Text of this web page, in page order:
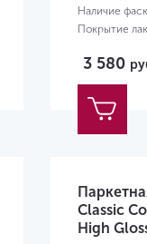
Наличие
Покрытие
3 580
Classic
High